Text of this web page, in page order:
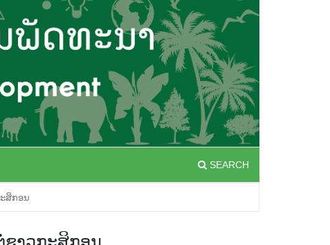
SEARCH
ສິກອນ
ຊາວກະສິກອນ